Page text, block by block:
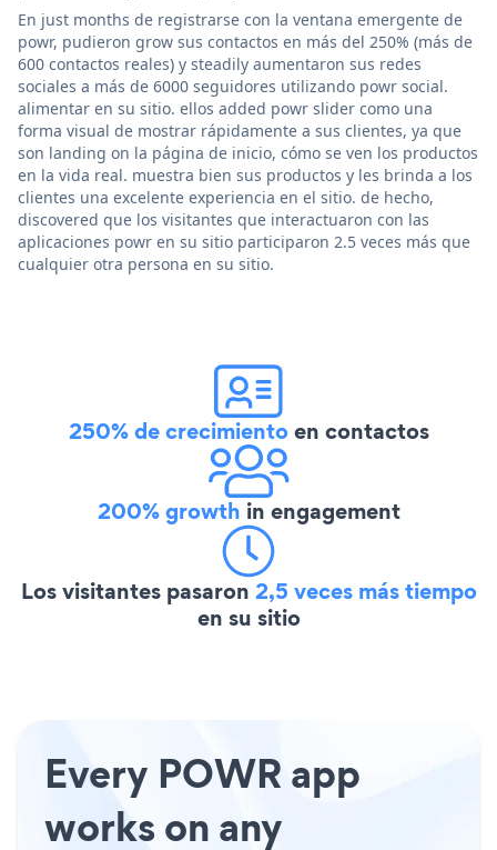
En just months de registrarse con la ventana emergente de
powr, pudieron grow sus contactos en más del 250% (más de
600 contactos reales) y steadily aumentaron sus redes
sociales a más de 6000 seguidores utilizando powr social.
alimentar en su sitio. ellos added powr slider como una
forma visual de mostrar rápidamente a sus clientes, ya que
son landing on la página de inicio, cómo se ven los productos
en la vida real. muestra bien sus productos y les brinda a los
clientes una excelente experiencia en el sitio. de hecho,
discovered que los visitantes que interactuaron con las
aplicaciones powr en su sitio participaron 2.5 veces más que
cualquier otra persona en su sitio.
250% de crecimientoen contactos
200% growth in engagement
Los visitantes pasaron 2,5 veces más tiempo
en su sitio
Every POWR app
works on any